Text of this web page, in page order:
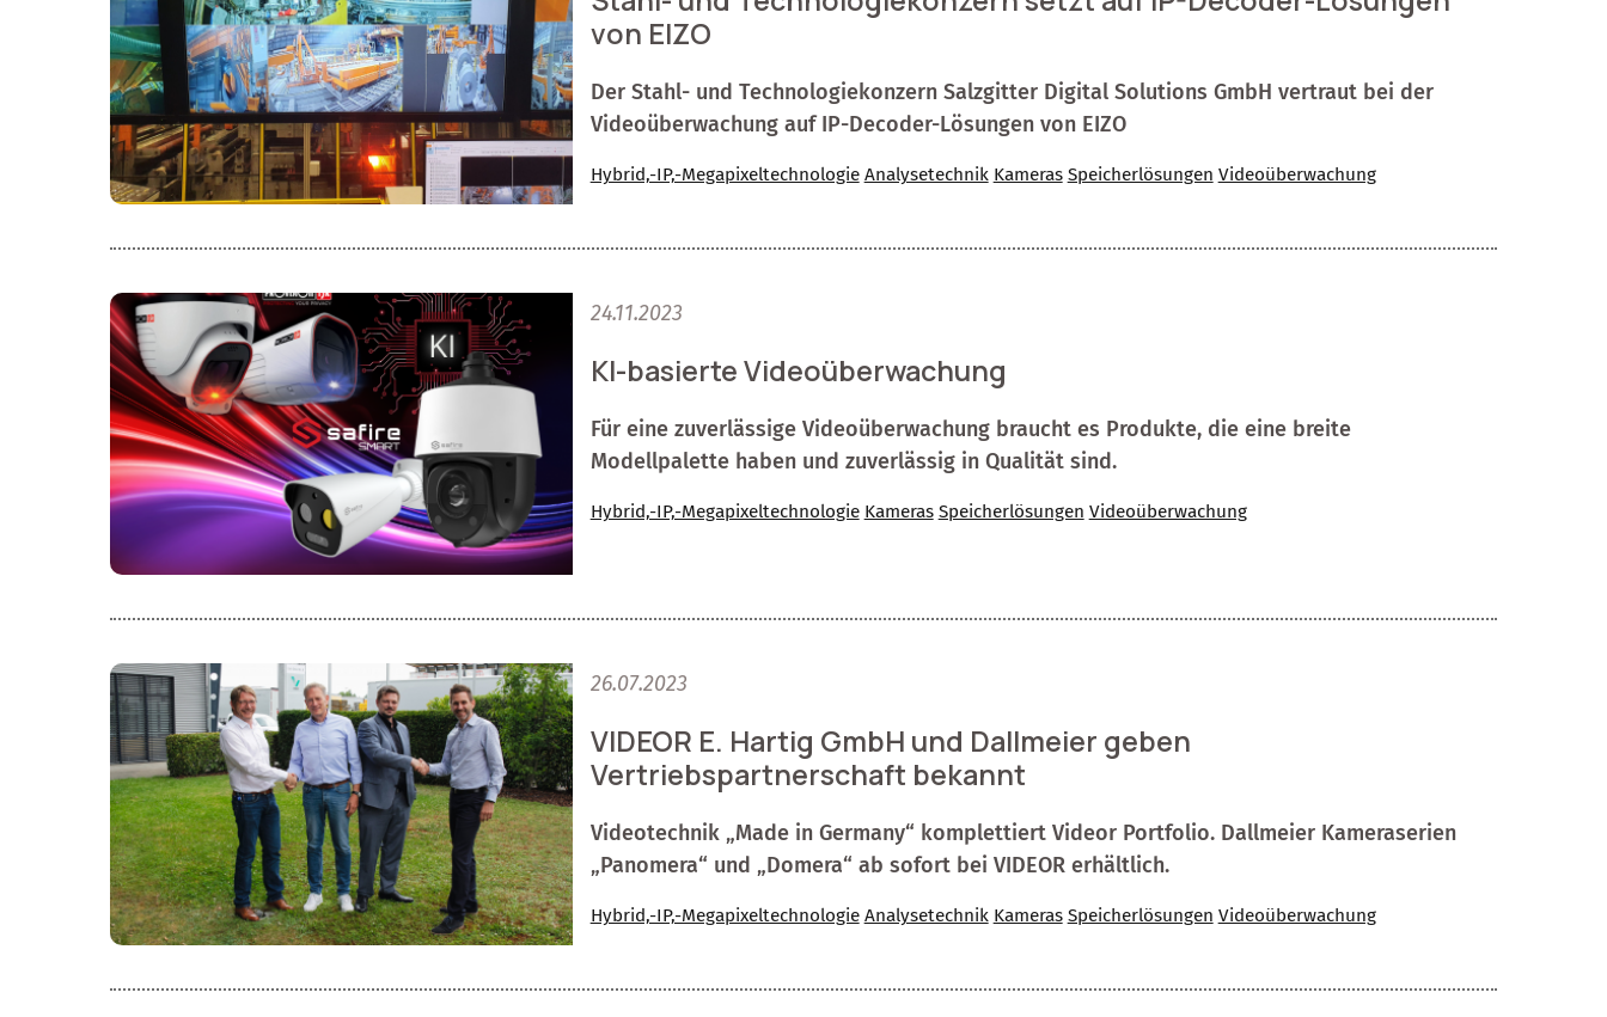
von EIZO
Der Stahl- und Technologiekonzern Salzgitter Digital Solutions GmbH vertraut bei der
Videoüberwachung auf IP-Decoder-Lösungen von EIZO
Hybrid,-IP,-Megapixeltechnologie Analysetechnik Kameras Speicherlösungen Videoüberwachung
24.11.2023
KI-basierte Videoüberwachung
Für eine zuverlässige Videoüberwachung braucht es Produkte, die eine breite
Modellpalette haben und zuverlässig in Qualität sind.
Hybrid,-IP,-Megapixeltechnologie Kameras Speicherlösungen Videoüberwachung
26.07.2023
VIDEOR E. Hartig GmbH und Dallmeier geben
Vertriebspartnerschaft bekannt
Videotechnik „Made in Germany“ komplettiert Videor Portfolio. Dallmeier Kameraserien
„Panomera“ und „Domera“ ab sofort bei VIDEOR erhältlich.
Hybrid,-IP,-Megapixeltechnologie Analysetechnik Kameras Speicherlösungen Videoüberwachung